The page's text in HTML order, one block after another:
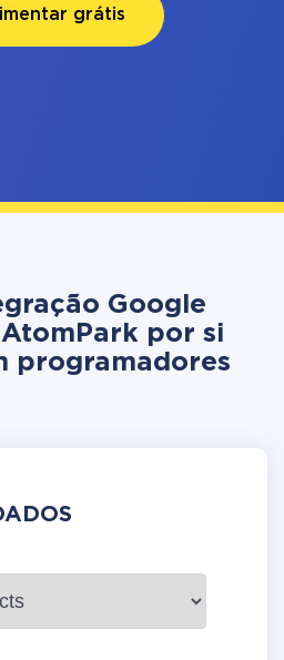
grátis
Google
por si
programadores